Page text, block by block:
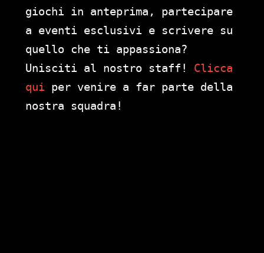
giochi in anteprima, partecipare
a eventi esclusivi e scrivere su
quello che ti appassiona?
Unisciti al nostro staff! Clicca
qui per venire a far parte della
nostra squadra!